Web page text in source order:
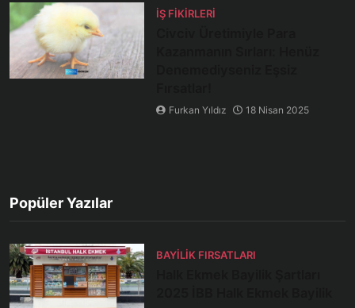
İŞ FIKIRLERI
Furkan Yıldız 18 Nisan 2025
Popüler Yazılar
BAYILIK FIRSATLARI